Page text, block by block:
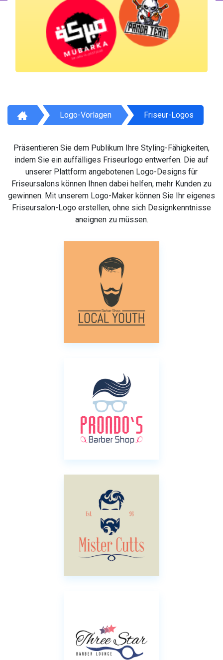
Logo-Vorlagen Friseur-Logos
Präsentieren Sie dem Publikum Ihre Styling-Fähigkeiten,
indem Sie ein auffälliges Friseurlogo entwerfen. Die auf
unserer Plattform angebotenen Logo-Designs für
Friseursalons können Ihnen dabei helfen, mehr Kunden zu
gewinnen. Mit unserem Logo-Maker können Sie Ihr eigenes
Friseursalon-Logo erstellen, ohne sich Designkenntnisse
aneignen zu müssen.